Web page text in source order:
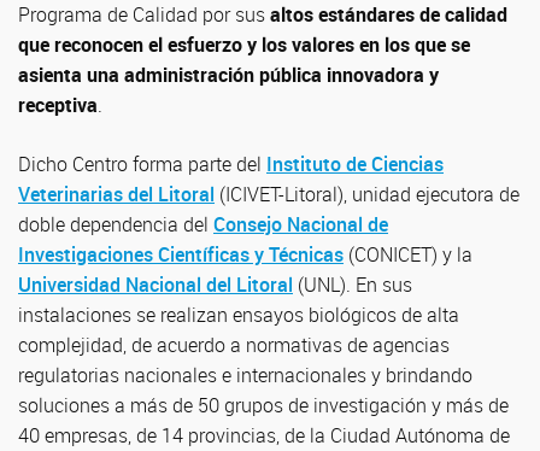
Programa de Calidad por susaltos estándares de calidad
que reconocen el esfuerzo y los valores en los que se
asienta una administración pública innovadora y
receptiva.
Dicho Centro forma parte del Instituto de Ciencias
Veterinarias del Litoral (ICIVET-Litoral), unidad ejecutora de
doble dependencia del Consejo Nacional de
Investigaciones Científicas y Técnicas (CONICET) y la
Universidad Nacional del Litoral (UNL). En sus
instalaciones se realizan ensayos biológicos de alta
complejidad, de acuerdo a normativas de agencias
regulatorias nacionales e internacionales y brindando
soluciones a más de 50 grupos de investigación y más de
40 empresas, de 14 provincias, de la Ciudad Autónoma de